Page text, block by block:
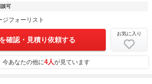
談可
ジフォーリスト
確認・見積り依頼する
お気に入り
今あなたの他に4人が見ています